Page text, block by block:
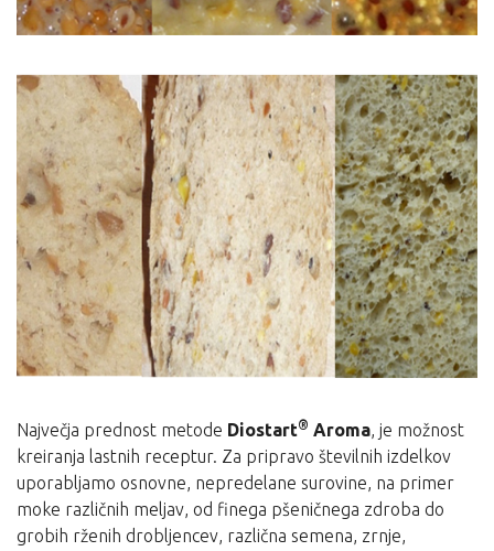
Največja prednost metode Diostart® Aroma, je možnost
kreiranja lastnih receptur. Za pripravo številnih izdelkov
uporabljamo osnovne, nepredelane surovine, na primer
moke različnih meljav, od finega pšeničnega zdroba do
grobih rženih drobljencev, različna semena, zrnje,